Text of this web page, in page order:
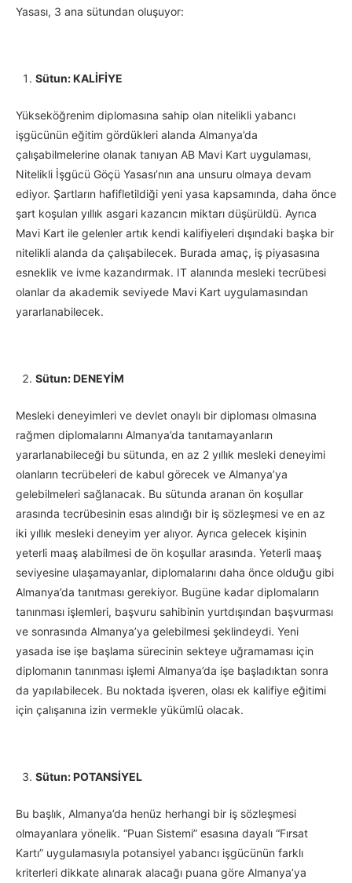
Yasası, 3 ana sütundan oluşuyor:
Sütun: KALİFİYE
Yükseköğrenim diplomasına sahip olan nitelikli yabancı
işgücünün eğitim gördükleri alanda Almanya’da
çalışabilmelerine olanak tanıyan AB Mavi Kart uygulaması,
Nitelikli İşgücü Göçü Yasası’nın ana unsuru olmaya devam
ediyor. Şartların hafifletildiği yeni yasa kapsamında, daha önce
şart koşulan yıllık asgari kazancın miktarı düşürüldü. Ayrıca
Mavi Kart ile gelenler artık kendi kalifiyeleri dışındaki başka bir
nitelikli alanda da çalışabilecek. Burada amaç, iş piyasasına
esneklik ve ivme kazandırmak. IT alanında mesleki tecrübesi
olanlar da akademik seviyede Mavi Kart uygulamasından
yararlanabilecek.
Sütun: DENEYİM
Mesleki deneyimleri ve devlet onaylı bir diploması olmasına
rağmen diplomalarını Almanya’da tanıtamayanların
yararlanabileceği bu sütunda, en az 2 yıllık mesleki deneyimi
olanların tecrübeleri de kabul görecek ve Almanya’ya
gelebilmeleri sağlanacak. Bu sütunda aranan ön koşullar
arasında tecrübesinin esas alındığı bir iş sözleşmesi ve en az
iki yıllık mesleki deneyim yer alıyor. Ayrıca gelecek kişinin
yeterli maaş alabilmesi de ön koşullar arasında. Yeterli maaş
seviyesine ulaşamayanlar, diplomalarını daha önce olduğu gibi
Almanya’da tanıtması gerekiyor. Bugüne kadar diplomaların
tanınması işlemleri, başvuru sahibinin yurtdışından başvurması
ve sonrasında Almanya’ya gelebilmesi şeklindeydi. Yeni
yasada ise işe başlama sürecinin sekteye uğramaması için
diplomanın tanınması işlemi Almanya’da işe başladıktan sonra
da yapılabilecek. Bu noktada işveren, olası ek kalifiye eğitimi
için çalışanına izin vermekle yükümlü olacak.
Sütun: POTANSİYEL
Bu başlık, Almanya’da henüz herhangi bir iş sözleşmesi
olmayanlara yönelik. “Puan Sistemi” esasına dayalı “Fırsat
Kartı” uygulamasıyla potansiyel yabancı işgücünün farklı
kriterleri dikkate alınarak alacağı puana göre Almanya’ya